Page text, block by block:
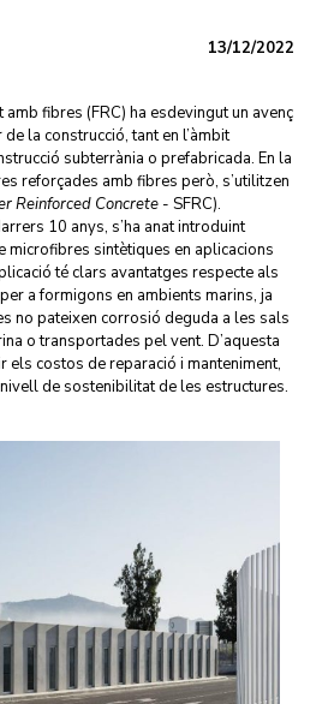
13/12/2022
fibres (FRC) ha esdevingut un avenç
la construcció, tant en l’àmbit
subterrània o prefabricada. En la
reforçades amb fibres però, s’utilitzen
Reinforced Concrete - SFRC).
10 anys, s’ha anat introduint
microfibres sintètiques en aplicacions
té clars avantatges respecte als
a formigons en ambients marins, ja
no pateixen corrosió deguda a les sals
o transportades pel vent. D’aquesta
els costos de reparació i manteniment,
de sostenibilitat de les estructures.